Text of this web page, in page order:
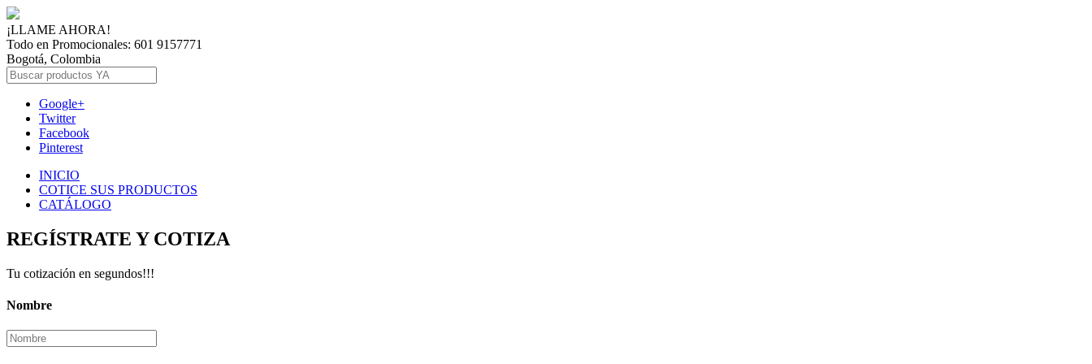
¡LLAME AHORA!
Todo en Promocionales: 601 9157771
Bogotá, Colombia
Google+
Twitter
Facebook
Pinterest
INICIO
COTICE SUS PRODUCTOS
CATÁLOGO
REGÍSTRATE Y COTIZA
Tu cotización en segundos!!!
Nombre